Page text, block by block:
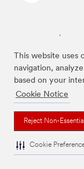
This website uses
navigation,
based on your
Cookie Notice
Reject Non-
Cookie
Las